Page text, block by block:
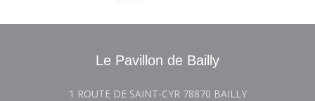
Le Pavillon de Bailly
1 ROUTE DE SAINT-CYR 78870 BAILLY((abre en una